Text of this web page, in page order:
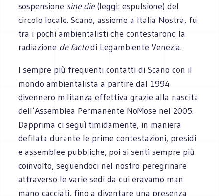
sospensione sine die(leggi: espulsione) del
circolo locale. Scano, assieme a Italia Nostra, fu
tra i pochi ambientalisti che contestarono la
radiazione de factodi Legambiente Venezia.
I sempre più frequenti contatti di Scano con il
mondo ambientalista a partire dal 1994
divennero militanza effettiva grazie alla nascita
dell’Assemblea Permanente NoMose nel 2005.
Dapprima ci seguì timidamente, in maniera
defilata durante le prime contestazioni, presidi
e assemblee pubbliche, poi si sentì sempre più
coinvolto, seguendoci nel nostro peregrinare
attraverso le varie sedi da cui eravamo man
mano cacciati, fino a diventare una presenza